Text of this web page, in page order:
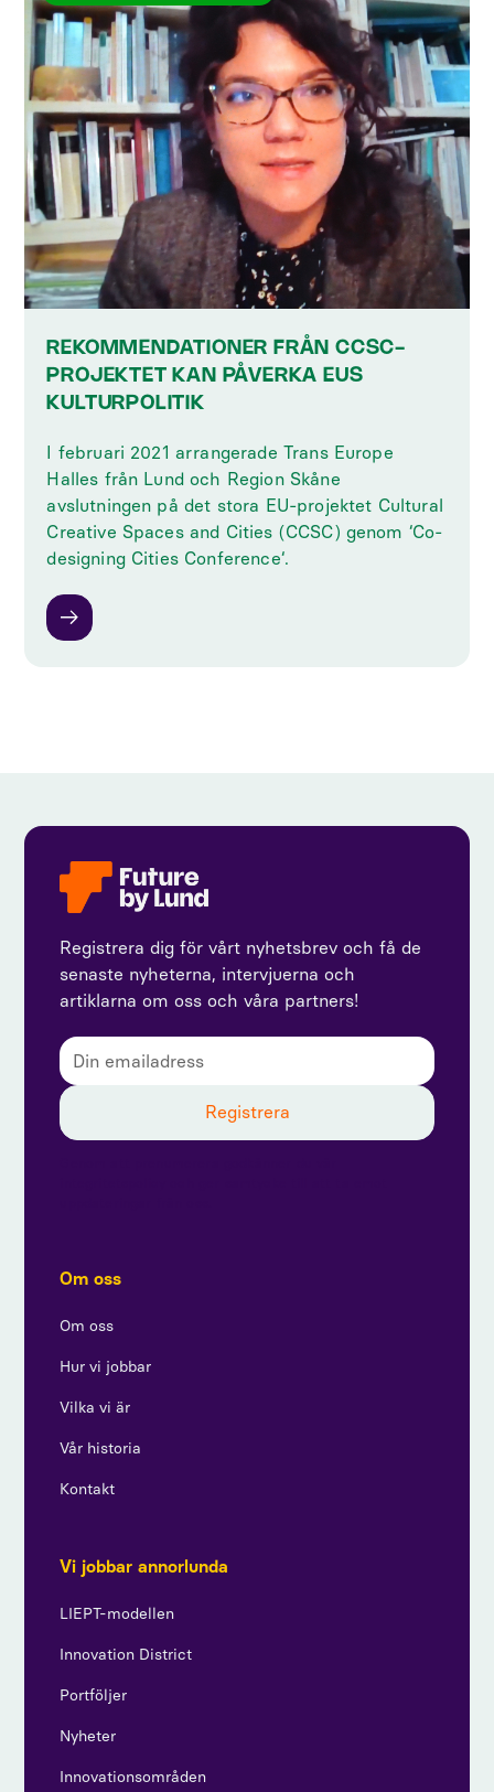
REKOMMENDATIONER FRÅN CCSC-
PROJEKTET KAN PÅVERKA EUS
KULTURPOLITIK
‍I februari 2021 arrangerade Trans Europe
Halles från Lund och Region Skåne
avslutningen på det stora EU-projektet Cultural
Creative Spaces and Cities (CCSC) genom ‘Co-
designing Cities Conference‘.
Registrera dig för vårt nyhetsbrev och få de
senaste nyheterna, intervjuerna och
artiklarna om oss och våra partners!
Om oss
Om oss
Hur vi jobbar
Vilka vi är
Vår historia
Kontakt
Vi jobbar annorlunda
LIEPT-modellen
Innovation District
Portföljer
Nyheter
Innovationsområden